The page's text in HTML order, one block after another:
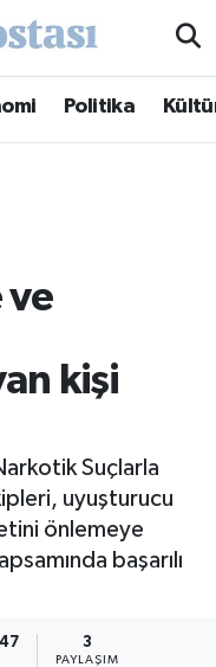
Politika
ve
kişi
Suçlarla
uyuşturucu
önlemeye
başarılı
3
PAYLAŞIM